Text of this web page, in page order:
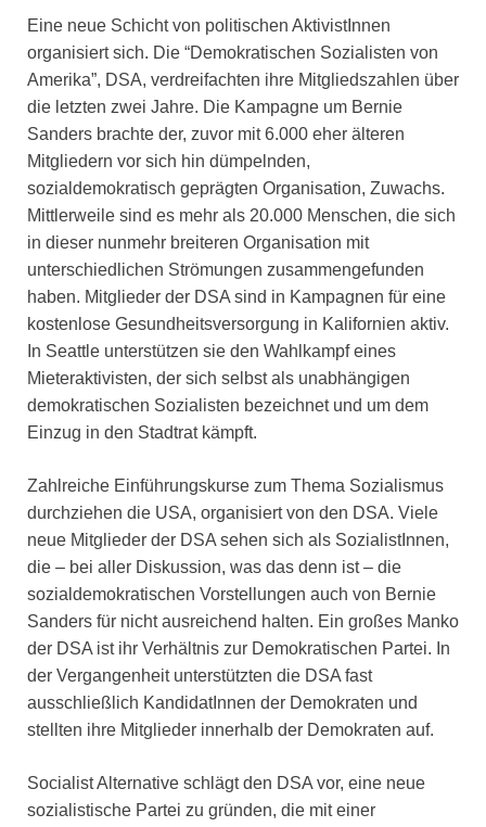
Eine neue Schicht von politischen AktivistInnen
organisiert sich. Die “Demokratischen Sozialisten von
Amerika”, DSA, verdreifachten ihre Mitgliedszahlen über
die letzten zwei Jahre. Die Kampagne um Bernie
Sanders brachte der, zuvor mit 6.000 eher älteren
Mitgliedern vor sich hin dümpelnden,
sozialdemokratisch geprägten Organisation, Zuwachs.
Mittlerweile sind es mehr als 20.000 Menschen, die sich
in dieser nunmehr breiteren Organisation mit
unterschiedlichen Strömungen zusammengefunden
haben. Mitglieder der DSA sind in Kampagnen für eine
kostenlose Gesundheitsversorgung in Kalifornien aktiv.
In Seattle unterstützen sie den Wahlkampf eines
Mieteraktivisten, der sich selbst als unabhängigen
demokratischen Sozialisten bezeichnet und um dem
Einzug in den Stadtrat kämpft.
Zahlreiche Einführungskurse zum Thema Sozialismus
durchziehen die USA, organisiert von den DSA. Viele
neue Mitglieder der DSA sehen sich als SozialistInnen,
die – bei aller Diskussion, was das denn ist – die
sozialdemokratischen Vorstellungen auch von Bernie
Sanders für nicht ausreichend halten. Ein großes Manko
der DSA ist ihr Verhältnis zur Demokratischen Partei. In
der Vergangenheit unterstützten die DSA fast
ausschließlich KandidatInnen der Demokraten und
stellten ihre Mitglieder innerhalb der Demokraten auf.
Socialist Alternative schlägt den DSA vor, eine neue
sozialistische Partei zu gründen, die mit einer